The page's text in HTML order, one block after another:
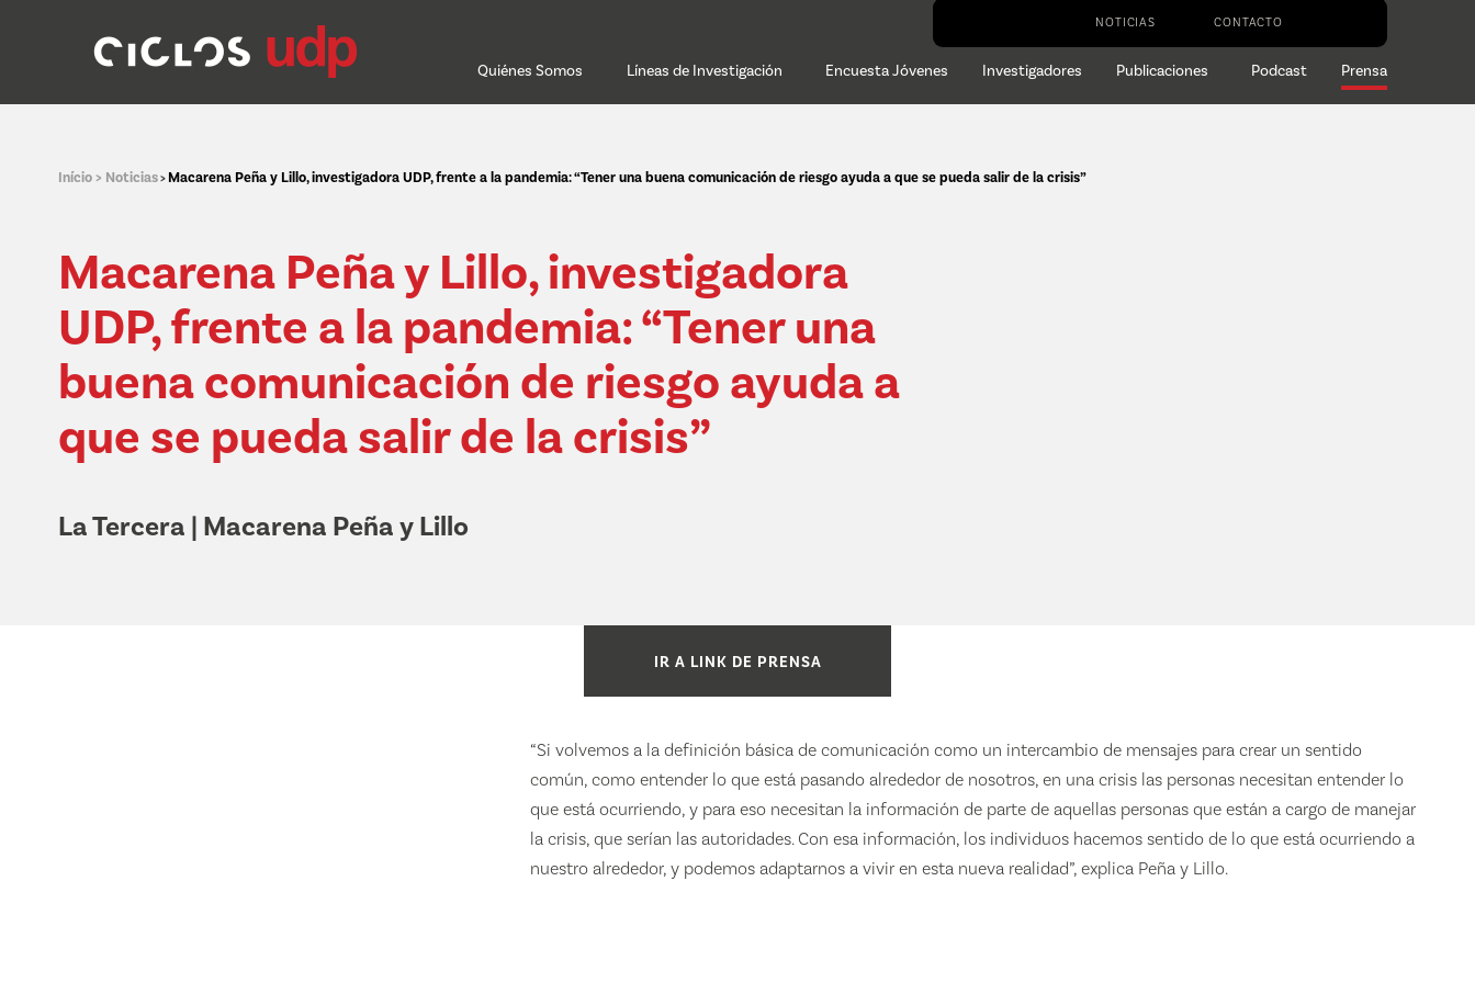
NOTICIAS CONTACTO
Quiénes Somos Líneas de Investigación Encuesta Jóvenes Investigadores Publicaciones Podcast Prensa
Início > Noticias> Macarena Peña y Lillo, investigadora UDP, frente a la pandemia: “Tener una buena comunicación de riesgo ayuda a que se pueda salir de la crisis”
Macarena Peña y Lillo, investigadora
UDP, frente a la pandemia: “Tener una
buena comunicación de riesgo ayuda a
que se pueda salir de la crisis”
La Tercera | Macarena Peña y Lillo
IR A LINK DE PRENSA
“Si volvemos a la definición básica de comunicación como un intercambio de mensajes para crear un sentido
común, como entender lo que está pasando alrededor de nosotros, en una crisis las personas necesitan entender lo
que está ocurriendo, y para eso necesitan la información de parte de aquellas personas que están a cargo de manejar
la crisis, que serían las autoridades. Con esa información, los individuos hacemos sentido de lo que está ocurriendo a
nuestro alrededor, y podemos adaptarnos a vivir en esta nueva realidad”, explica Peña y Lillo.